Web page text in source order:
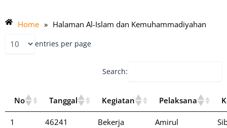
Home » Halaman Al-Islam dan Kemuhammadiyahan
entries per page
Search:
No Tanggal Kegiatan Pelaksana
1 46241 Bekerja Amirul